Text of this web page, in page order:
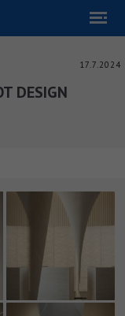
17.7.2024
DESIGN